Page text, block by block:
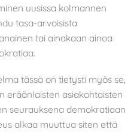
uusissa kolmannen
tasa-arvoisista
tai ainakaan ainoa
tässä on tietysti myös se,
eräänlaisten asiakohtaisten
seurauksena demokratiaan
alkaa muuttua siten että